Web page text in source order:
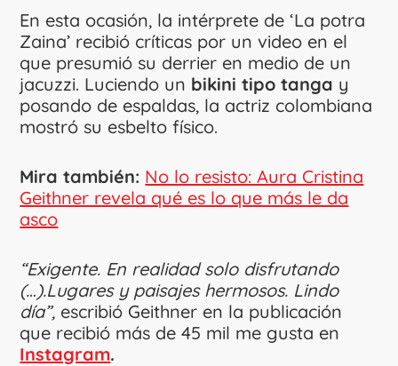
En esta ocasión, la intérprete de ‘La potra
Zaina’ recibió críticas por un video en el
que presumió su derrier en medio de un
jacuzzi. Luciendo un bikini tipo tanga y
posando de espaldas, la actriz colombiana
mostró su esbelto físico.
Mira también: No lo resisto: Aura Cristina
Geithner revela qué es lo que más le da
asco
“Exigente. En realidad solo disfrutando
(…).Lugares y paisajes hermosos. Lindo
día”, escribió Geithner en la publicación
que recibió más de 45 mil me gusta en
Instagram.